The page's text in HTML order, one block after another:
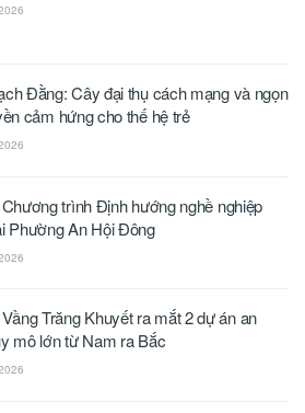
Đằng: Cây đại thụ cách mạng và ngọn
cảm hứng cho thế hệ trẻ
trình Định hướng nghề nghiệp
Phường An Hội Đông
Trăng Khuyết ra mắt 2 dự án an
mô lớn từ Nam ra Bắc